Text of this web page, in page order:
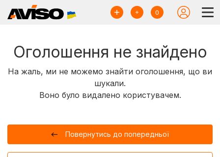
0
Оголошення не знайдено
На жаль, ми не можемо знайти оголошення, що ви
шукали.
Воно було видалено користувачем.
Повернутись до попередньої